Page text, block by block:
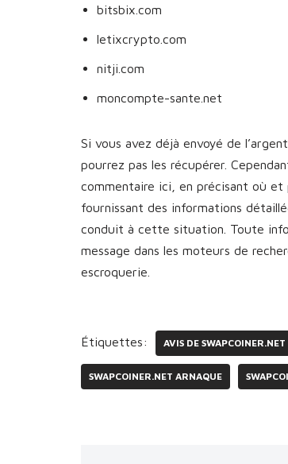
bitsbix.com
letixcrypto.com
nitji.com
moncompte-sante.net
Si vous avez déjà envoyé de
pourrez pas les récupérer.
commentaire ici, en précisant où
fournissant des informations
conduit à cette situation. Toute
message dans les moteurs de
escroquerie.
Étiquettes: AVIS DE SWAPCOINER.NET
SWAPCOINER.NET ARNAQUE